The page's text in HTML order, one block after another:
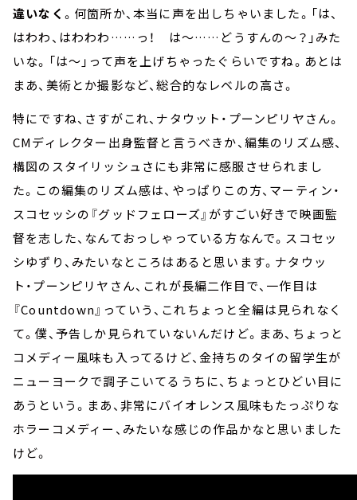
違いなく 。何箇所か、本当に声を出しちゃいました。「は、
はわわ、はわわわ……っ！ は～……どうすんの～？」みた
いな。「は～」って声を上げちゃったぐらいですね。あとは
まあ、美術とか撮影など、総合的なレベルの高さ。
特にですね、さすがこれ、ナタウット・プーンピリヤさん。
CMディレクター出身監督と言うべきか、編集のリズム感、
構図のスタイリッシュさにも非常に感服させられまし
た。この編集のリズム感は、やっぱりこの方、マーティン・
スコセッシの『グッドフェローズ』がすごい好きで映画監
督を志した、なんておっしゃっている方なんで。スコセッ
シゆずり、みたいなところはあると思います。ナタウッ
ト・プーンピリヤさん、これが長編二作目で、一作目は
『Countdown』っていう、これちょっと全編は見られなく
て。僕、予告しか見られていないんだけど。まあ、ちょっと
コメディー風味も入ってるけど、金持ちのタイの留学生が
ニューヨークで調子こいてるうちに、ちょっとひどい目に
あうという。まあ、非常にバイオレンス風味もたっぷりな
ホラーコメディー、みたいな感じの作品かなと思いました
けど。